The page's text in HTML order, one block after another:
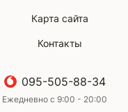
Карта сайта
Контакты
095-505-88-34
Ежедневно с 9:00 - 20:00